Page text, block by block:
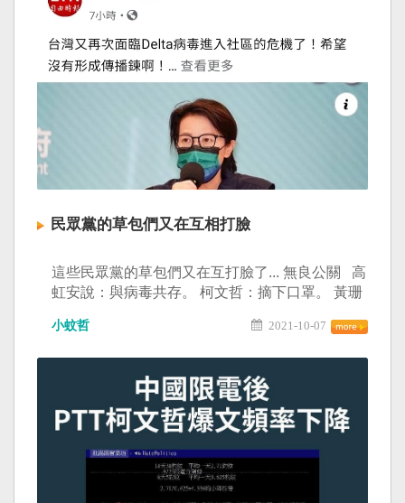
療協會林應然理事長、新北市醫師公會周慶明榮
枝理事長、全聯會趙堅副秘書長、羅浚晅副秘書
長等。 -在擔任立委的期間，陳柏惟委員多次為了
人民健康資源、醫事人員專業權益、以及醫療院
所順利運作，在立法院質詢和爭取，其關懷人民
的情懷，在陳委員精彩的質詢過程當中呈現無
遺。-全國醫界都非常感謝陳委員為人民健康和生
命權益的努力。 -因此，今日到國會辦公室向陳柏
惟立委表示深切感謝之意，並給陳委員打氣及支
為生民立命！（容維、之軒）
民眾黨的草包們又在互相打臉
這些民眾黨的草包們又在互打臉了... 無良公關 高
虹安說：與病毒共存。 柯文哲：摘下口罩。 黃珊
小蚊哲 2021-10-07